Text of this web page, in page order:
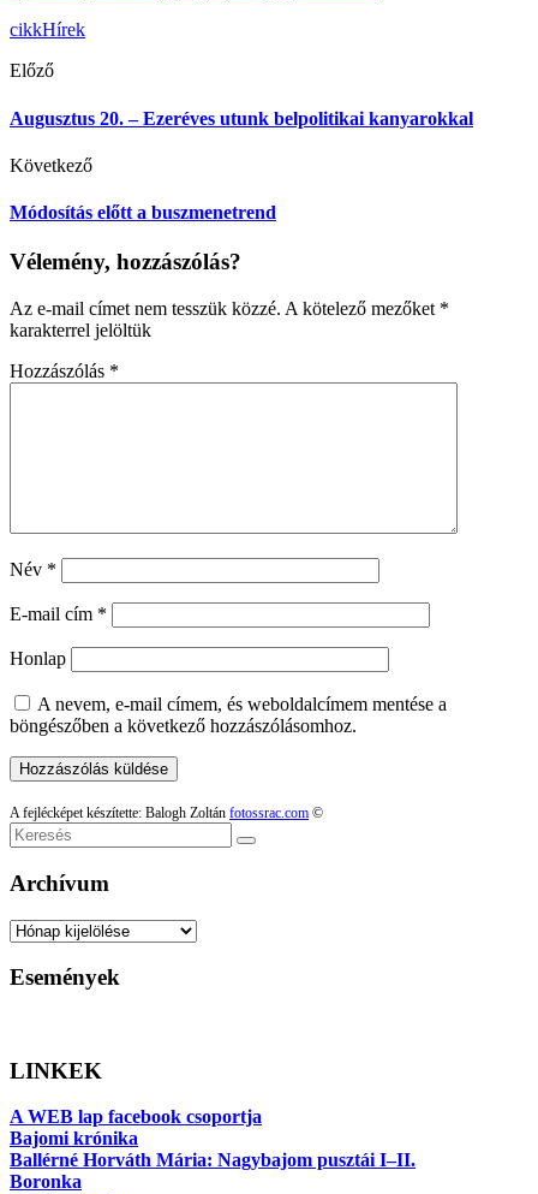
cikkHírek
Előző
Augusztus 20. – Ezeréves utunk belpolitikai kanyarokkal
Következő
Módosítás előtt a buszmenetrend
Vélemény, hozzászólás?
Az e-mail címet nem tesszük közzé. A kötelező mezőket *
karakterrel jelöltük
Hozzászólás *
Név *
E-mail cím *
Honlap
A nevem, e-mail címem, és weboldalcímem mentése a
böngészőben a következő hozzászólásomhoz.
A fejlécképet készítette: Balogh Zoltán fotossrac.com ©
Keresés
Archívum
Archívum
Események
LINKEK
A WEB lap facebook csoportja
Bajomi krónika
Ballérné Horváth Mária: Nagybajom pusztái I–II.
Boronka